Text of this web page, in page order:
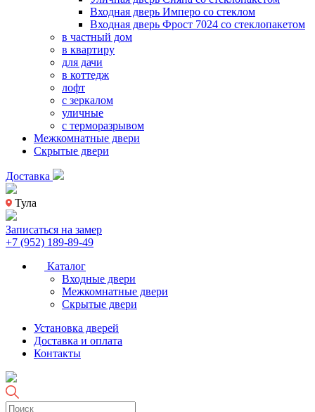
Входная дверь Имперо со стеклом
Входная дверь Фрост 7024 со стеклопакетом
в частный дом
в квартиру
для дачи
в коттедж
лофт
с зеркалом
уличные
с терморазрывом
Межкомнатные двери
Скрытые двери
Доставка
Тула
Записаться на замер
+7 (952) 189-89-49
Каталог
Входные двери
Межкомнатные двери
Скрытые двери
Установка дверей
Доставка и оплата
Контакты